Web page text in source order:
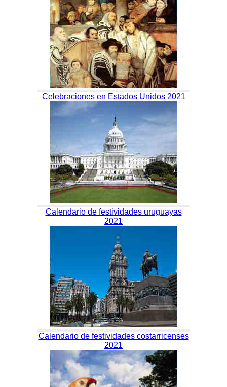
Celebraciones en Estados Unidos 2021
Calendario de festividades uruguayas
2021
Calendario de festividades costarricenses
2021